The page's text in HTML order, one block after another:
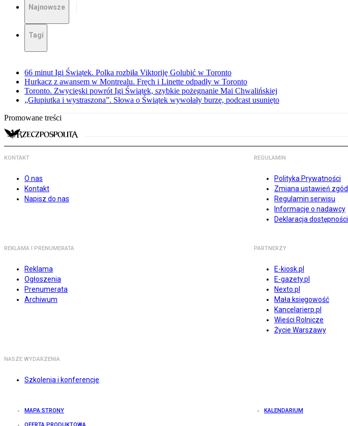
Najnowsze
Tagi
66 minut Igi Świątek. Polka rozbiła Viktoriję Golubić w Toronto
Hurkacz z awansem w Montrealu. Fręch i Linette odpadły w Toronto
Toronto. Zwycięski powrót Igi Świątek, szybkie pożegnanie Mai Chwalińskiej
„Głupiutka i wystraszona”. Słowa o Świątek wywołały burzę, podcast usunięto
Promowane treści
KONTAKT
O nas
Kontakt
Napisz do nas
REGULAMIN
Polityka Prywatności
Zmiana ustawień zgód
Regulamin serwisu
Informacje o nadawcy
Deklaracja dostępności
REKLAMA I PRENUMERATA
Reklama
Ogłoszenia
Prenumerata
Archiwum
PARTNERZY
E-kiosk.pl
E-gazety.pl
Nexto.pl
Mała księgowość
Kancelarierp.pl
Wieści Rolnicze
Życie Warszawy
NASZE WYDARZENIA
Szkolenia i konferencje
MAPA STRONY KALENDARIUM